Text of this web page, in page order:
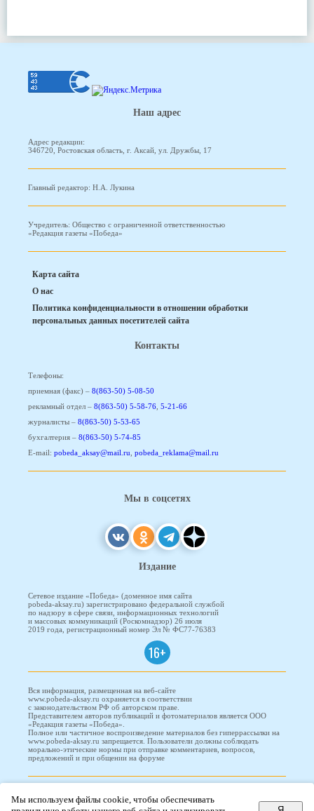
Наш адрес
Адрес редакции:
346720, Ростовская область, г. Аксай, ул. Дружбы, 17
Главный редактор: Н.А. Лукина
Учредитель: Общество с ограниченной ответственностью
«Редакция газеты «Победа»
Карта сайта
О нас
Политика конфиденциальности в отношении обработки
персональных данных посетителей сайта
Контакты
Телефоны:
приемная (факс) – 8(863-50) 5-08-50
рекламный отдел – 8(863-50) 5-58-76 5-21-66
журналисты – 8(863-50) 5-53-65
бухгалтерия – 8(863-50) 5-74-85
E-mail: pobeda_aksay@mail.ru pobeda_reklama@mail.ru
Мы в соцсетях
Издание
Сетевое издание «Победа» (доменное имя сайта
pobeda-aksay.ru) зарегистрировано федеральной службой
по надзору в сфере связи, информационных технологий
и массовых коммуникаций (Роскомнадзор) 26 июля
2019 года, регистрационный номер Эл № ФС77-76383
16+
Вся информация, размещенная на веб-сайте
www.pobeda-aksay.ru охраняется в соответствии
с законодательством РФ об авторском праве.
Представителем авторов публикаций и фотоматериалов является ООО
«Редакция газеты «Победа».
Полное или частичное воспроизведение материалов без гиперрассылки на
www.pobeda-aksay.ru запрещается. Пользователи должны соблюдать
морально-этические нормы при отправке комментариев, вопросов,
предложений и при общении на форуме
Мы используем файлы cookie, чтобы обеспечивать